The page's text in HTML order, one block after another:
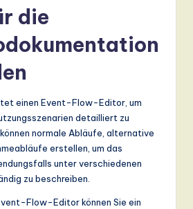
die
einen Event-Flow-Editor, um
detailliert zu
normale Abläufe, alternative
erstellen, um das
unter verschiedenen
zu beschreiben.
Flow-Editor können Sie ein